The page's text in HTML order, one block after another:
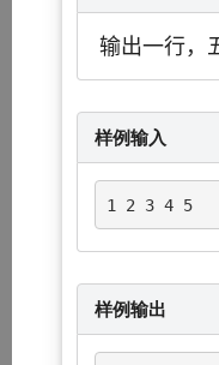
输出一行，
样例输入
1 2 3 4 5
样例输出